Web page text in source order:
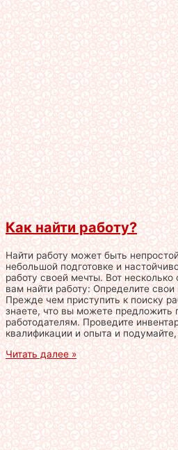
Как найти работу?
Найти работу может быть
небольшой подготовке и
работу своей мечты. Вот несколько
вам найти работу: Определите
Прежде чем приступить к поиску
знаете, что вы можете предложить
работодателям. Проведите
квалификации и опыта и подумайте,
Читать далее »